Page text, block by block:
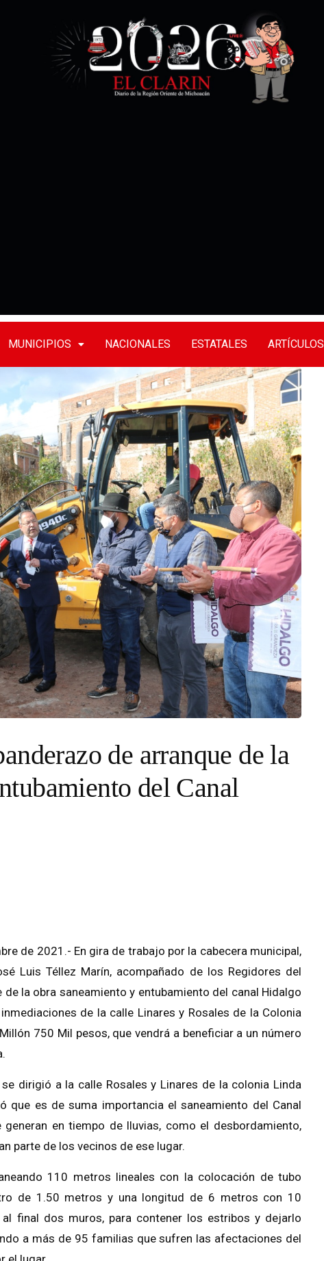
MUNICIPIOS NACIONALES ESTATALES ARTÍCULOS
de arranque de la
del Canal
de 2021.- En gira de trabajo por la cabecera municipal,
Luis Téllez Marín, acompañado de los Regidores del
de la obra saneamiento y entubamiento del canal Hidalgo
de la calle Linares y Rosales de la Colonia
750 Mil pesos, que vendrá a beneficiar a un número
dirigió a la calleRosales y Linares de la colonia Linda
que es de suma importancia el saneamiento del Canal
en tiempo de lluvias, como el desbordamiento,
parte de los vecinos de ese lugar.
11 0 metros lineales con la colocación de tubo
de 1.50 metros y una longitud de 6 metros con 10
final dos muros, para contener los estribos y dejarlo
a más de 95 familias que sufren las afectaciones del